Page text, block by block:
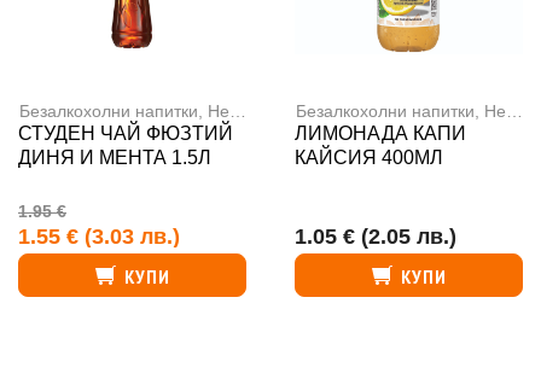
Безалкохолни напитки Негазирани напитки
СТУДЕН ЧАЙ ФЮЗТИЙ
ДИНЯ И МЕНТА 1.5Л
1.95 €
1.55 € (3.03 лв.)
КУПИ
Безалкохолни напитки Негазирани напитки
ЛИМОНАДА КАПИ
КАЙСИЯ 400МЛ
1.05 € (2.05 лв.)
КУПИ